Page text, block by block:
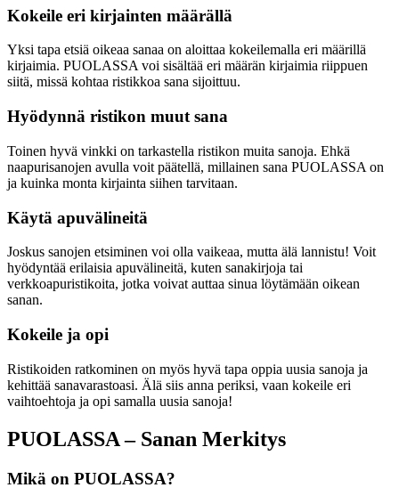
Kokeile eri kirjainten määrällä
Yksi tapa etsiä oikeaa sanaa on aloittaa kokeilemalla eri määrillä
kirjaimia. PUOLASSA voi sisältää eri määrän kirjaimia riippuen
siitä, missä kohtaa ristikkoa sana sijoittuu.
Hyödynnä ristikon muut sana
Toinen hyvä vinkki on tarkastella ristikon muita sanoja. Ehkä
naapurisanojen avulla voit päätellä, millainen sana PUOLASSA on
ja kuinka monta kirjainta siihen tarvitaan.
Käytä apuvälineitä
Joskus sanojen etsiminen voi olla vaikeaa, mutta älä lannistu! Voit
hyödyntää erilaisia apuvälineitä, kuten sanakirjoja tai
verkkoapuristikoita, jotka voivat auttaa sinua löytämään oikean
sanan.
Kokeile ja opi
Ristikoiden ratkominen on myös hyvä tapa oppia uusia sanoja ja
kehittää sanavarastoasi. Älä siis anna periksi, vaan kokeile eri
vaihtoehtoja ja opi samalla uusia sanoja!
PUOLASSA – Sanan Merkitys
Mikä on PUOLASSA?